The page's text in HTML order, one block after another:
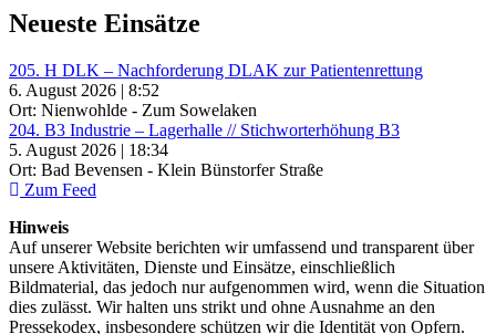
Neueste Einsätze
205. H DLK – Nachforderung DLAK zur Patientenrettung
6. August 2026 | 8:52
Ort: Nienwohlde - Zum Sowelaken
204. B3 Industrie – Lagerhalle // Stichworterhöhung B3
5. August 2026 | 18:34
Ort: Bad Bevensen - Klein Bünstorfer Straße
Zum Feed
Hinweis
Auf unserer Website berichten wir umfassend und transparent über
unsere Aktivitäten, Dienste und Einsätze, einschließlich
Bildmaterial, das jedoch nur aufgenommen wird, wenn die Situation
dies zulässt. Wir halten uns strikt und ohne Ausnahme an den
Pressekodex, insbesondere schützen wir die Identität von Opfern.